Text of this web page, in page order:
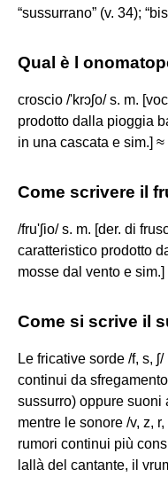
“sussurrano” (v. 34);
Qual è l
croscio /'krɔʃo/ s. m.
prodotto dalla pioggia
in una cascata e sim.]
Come scrivere il
/fru'ʃio/ s. m. [der. di
caratteristico prodotto
mosse dal vento e sim.]
Come si scrive il
Le fricative sorde /f, s,
continui da
sussurro) oppure suoni
mentre le sonore /v, z,
rumori continui più
lallà del cantante, il